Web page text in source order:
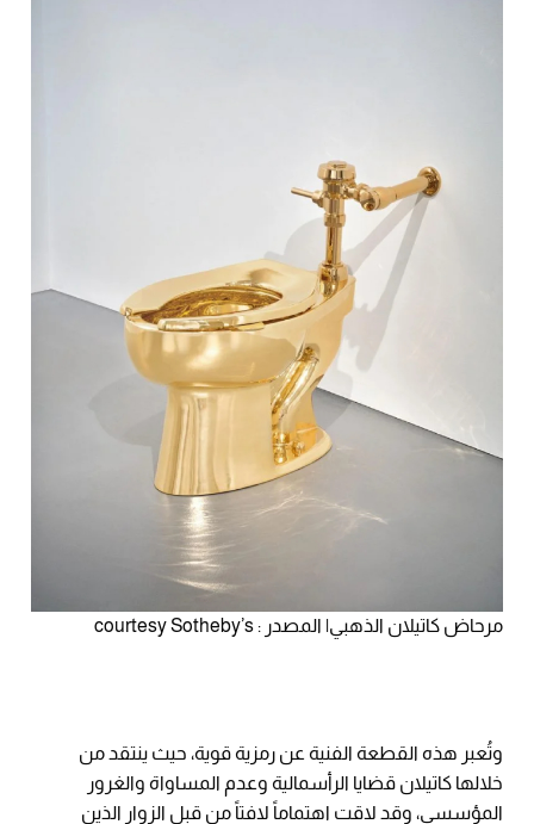
مرحاض كاتيلان الذهبي| المصدر : courtesy Sotheby’s
وتُعبر هذه القطعة الفنية عن رمزية قوية، حيث ينتقد من
خلالها كاتيلان قضايا الرأسمالية وعدم المساواة والغرور
المؤسسي، وقد لاقت اهتماماً لافتاً من قبل الزوار الذين